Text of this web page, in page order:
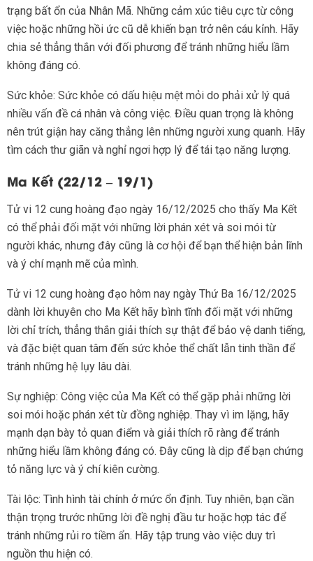
trạng bất ổn của Nhân Mã. Những cảm xúc tiêu cực từ công
việc hoặc những hồi ức cũ dễ khiến bạn trở nên cáu kỉnh. Hãy
chia sẻ thẳng thắn với đối phương để tránh những hiểu lầm
không đáng có.
Sức khỏe: Sức khỏe có dấu hiệu mệt mỏi do phải xử lý quá
nhiều vấn đề cá nhân và công việc. Điều quan trọng là không
nên trút giận hay căng thẳng lên những người xung quanh. Hãy
tìm cách thư giãn và nghỉ ngơi hợp lý để tái tạo năng lượng.
Ma Kết (22/12 – 19/1)
Tử vi 12 cung hoàng đạo ngày 16/12/2025 cho thấy Ma Kết
có thể phải đối mặt với những lời phán xét và soi mói từ
người khác, nhưng đây cũng là cơ hội để bạn thể hiện bản lĩnh
và ý chí mạnh mẽ của mình.
Tử vi 12 cung hoàng đạo hôm nay ngày Thứ Ba 16/12/2025
dành lời khuyên cho Ma Kết hãy bình tĩnh đối mặt với những
lời chỉ trích, thẳng thắn giải thích sự thật để bảo vệ danh tiếng,
và đặc biệt quan tâm đến sức khỏe thể chất lẫn tinh thần để
tránh những hệ lụy lâu dài.
Sự nghiệp: Công việc của Ma Kết có thể gặp phải những lời
soi mói hoặc phán xét từ đồng nghiệp. Thay vì im lặng, hãy
mạnh dạn bày tỏ quan điểm và giải thích rõ ràng để tránh
những hiểu lầm không đáng có. Đây cũng là dịp để bạn chứng
tỏ năng lực và ý chí kiên cường.
Tài lộc: Tình hình tài chính ở mức ổn định. Tuy nhiên, bạn cần
thận trọng trước những lời đề nghị đầu tư hoặc hợp tác để
tránh những rủi ro tiềm ẩn. Hãy tập trung vào việc duy trì
nguồn thu hiện có.